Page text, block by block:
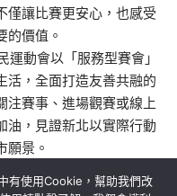
僅讓比賽更安心，也感受
的價值。
運動會以「服務型賽會」
活，全面打造友善共融的
注賽事、進場觀賽或線上
油，見證新北以實際行動
願景。
有使用Cookie，幫助我們改